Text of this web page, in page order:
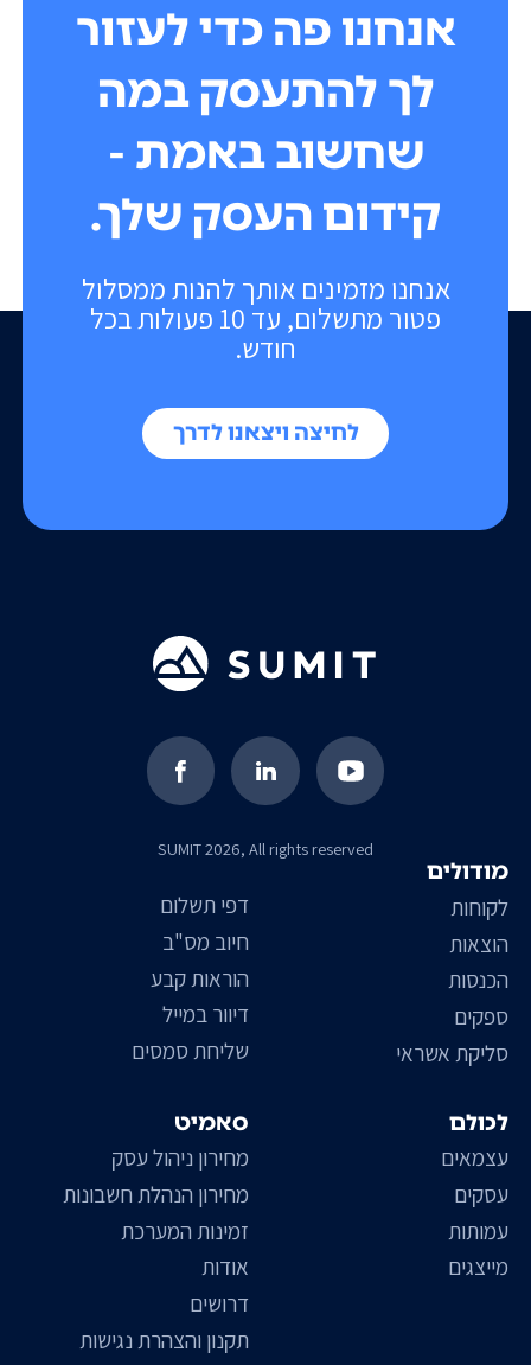
אנחנו מזמינים אותך להנות ממסלול
פטור מתשלום, עד 10 פעולות בכל
חודש.
לחיצה ויצאנו לדרך
אנחנו פה כדי לעזור
לך להתעסק במה
שחשוב באמת -
קידום העסק שלך.
SUMIT 2026, All rights reserved
סאמיט
מחירון ניהול עסק
מחירון הנהלת חשבונות
זמינות המערכת
אודות
דרושים
תקנון והצהרת נגישות
דפי תשלום
חיוב מס"ב
הוראות קבע
דיוור במייל
שליחת סמסים
מודולים
לקוחות
הוצאות
הכנסות
ספקים
סליקת אשראי
לכולם
עצמאים
עסקים
עמותות
מייצגים